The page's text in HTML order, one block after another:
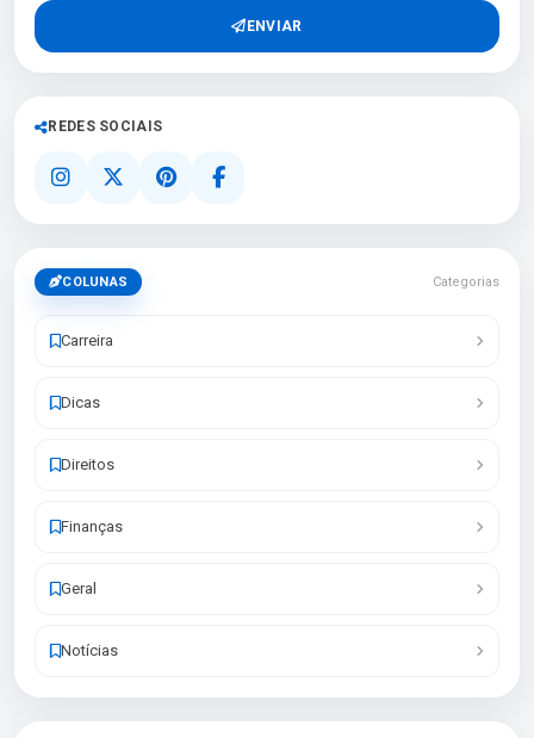
ENVIAR
REDES SOCIAIS
COLUNAS Categorias
Carreira
Dicas
Direitos
Finanças
Geral
Notícias